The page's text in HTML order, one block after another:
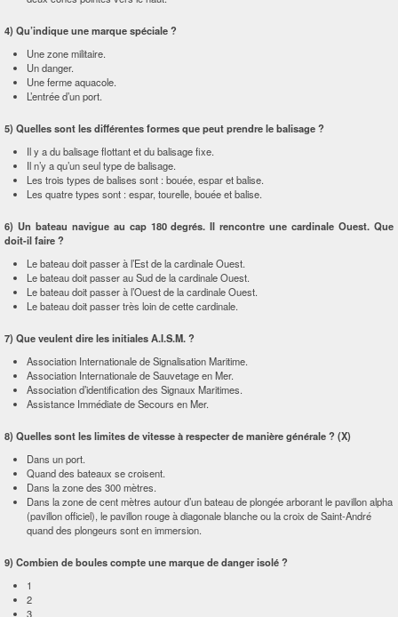
4) Qu’indique une marque spéciale ?
Une zone militaire.
Un danger.
Une ferme aquacole.
L’entrée d’un port.
5) Quelles sont les différentes formes que peut prendre le balisage ?
Il y a du balisage flottant et du balisage fixe.
Il n’y a qu’un seul type de balisage.
Les trois types de balises sont : bouée, espar et balise.
Les quatre types sont : espar, tourelle, bouée et balise.
6) Un bateau navigue au cap 180 degrés. Il rencontre une cardinale Ouest. Que
doit-il faire ?
Le bateau doit passer à l’Est de la cardinale Ouest.
Le bateau doit passer au Sud de la cardinale Ouest.
Le bateau doit passer à l’Ouest de la cardinale Ouest.
Le bateau doit passer très loin de cette cardinale.
7) Que veulent dire les initiales A.I.S.M. ?
Association Internationale de Signalisation Maritime.
Association Internationale de Sauvetage en Mer.
Association d’identification des Signaux Maritimes.
Assistance Immédiate de Secours en Mer.
8) Quelles sont les limites de vitesse à respecter de manière générale ? (X)
Dans un port.
Quand des bateaux se croisent.
Dans la zone des 300 mètres.
Dans la zone de cent mètres autour d’un bateau de plongée arborant le pavillon alpha
(pavillon officiel), le pavillon rouge à diagonale blanche ou la croix de Saint-André
quand des plongeurs sont en immersion.
9) Combien de boules compte une marque de danger isolé ?
1
2
3